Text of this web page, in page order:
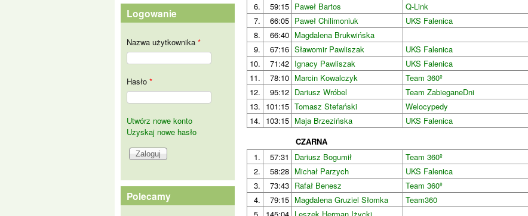
6.
59:15 Paweł Bartos Q-Link
7.
66:05 Paweł Chilimoniuk UKS Falenica
8.
66:40 Magdalena Brukwińska
9.
67:16 Sławomir Pawliszak UKS Falenica
10.
71:42 Ignacy Pawliszak UKS Falenica
11.
78:10 Marcin Kowalczyk Team 360º
12.
95:12 Dariusz Wróbel Team ZabieganeDni
13. 101:15 Tomasz Stefański Welocypedy
14. 103:15 Maja Brzezińska UKS Falenica
CZARNA
1.
57:31 Dariusz Bogumił Team 360º
2.
58:28 Michał Parzych UKS Falenica
3.
73:43 Rafał Benesz Team 360º
4.
79:15 Magdalena Gruziel Słomka Team360
Logowanie
Nazwa użytkownika *
Hasło *
Utwórz nowe konto
Uzyskaj nowe hasło
Polecamy